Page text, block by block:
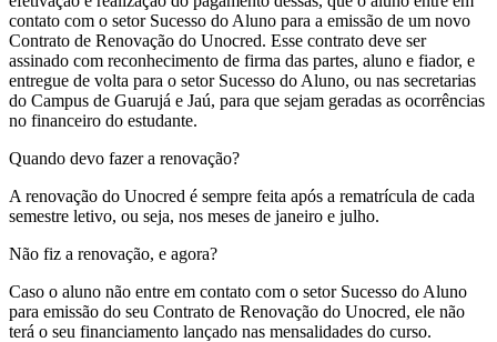
contato com o setor Sucesso do Aluno para a emissão de um novo
Contrato de Renovação do Unocred. Esse contrato deve ser
assinado com reconhecimento de firma das partes, aluno e fiador, e
entregue de volta para o setor Sucesso do Aluno, ou nas secretarias
do Campus de Guarujá e Jaú, para que sejam geradas as ocorrências
no financeiro do estudante.
Quando devo fazer a renovação?
A renovação do Unocred é sempre feita após a rematrícula de cada
semestre letivo, ou seja, nos meses de janeiro e julho.
Não fiz a renovação, e agora?
Caso o aluno não entre em contato com o setor Sucesso do Aluno
para emissão do seu Contrato de Renovação do Unocred, ele não
terá o seu financiamento lançado nas mensalidades do curso.